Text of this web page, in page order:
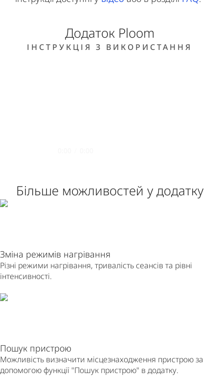
Додаток Ploom
ІНСТРУКЦІЯ З ВИКОРИСТАННЯ
Більше можливостей у додатку
Зміна режимів нагрівання
Різні режими нагрівання, тривалість сеансів та рівні
інтенсивності.
Пошук пристрою
Можливість визначити місцезнаходження пристрою за
допомогою функції "Пошук пристрою" в додатку.